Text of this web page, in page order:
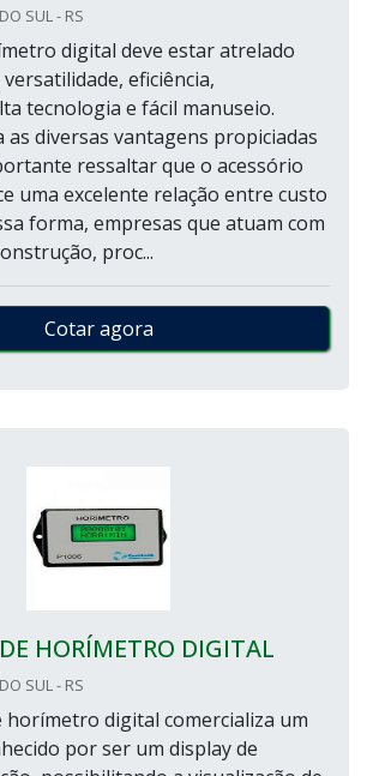
SUL - RS
digital deve estar atrelado
eficiência,
tecnologia e fácil manuseio.
as diversas vantagens propiciadas
ressaltar que o acessório
uma excelente relação entre custo
forma, empresas que atuam com
proc...
Cotar agora
HORÍMETRO DIGITAL
SUL - RS
horímetro digital comercializa um
por ser um display de